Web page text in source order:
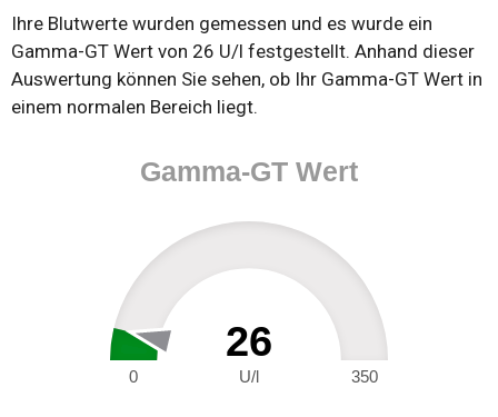
Ihre Blutwerte wurden gemessen und es wurde ein
Gamma-GT Wert von 26 U/l festgestellt. Anhand dieser
Auswertung können Sie sehen, ob Ihr Gamma-GT Wert in
einem normalen Bereich liegt.
Gamma-GT Wert
26
U/l
0 350